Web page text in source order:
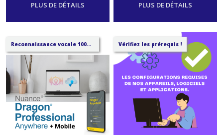
PLUS DE DÉTAILS PLUS DE DÉTAILS
Reconnaissance vocale 100% Cloud. Vérifiez les prérequis !